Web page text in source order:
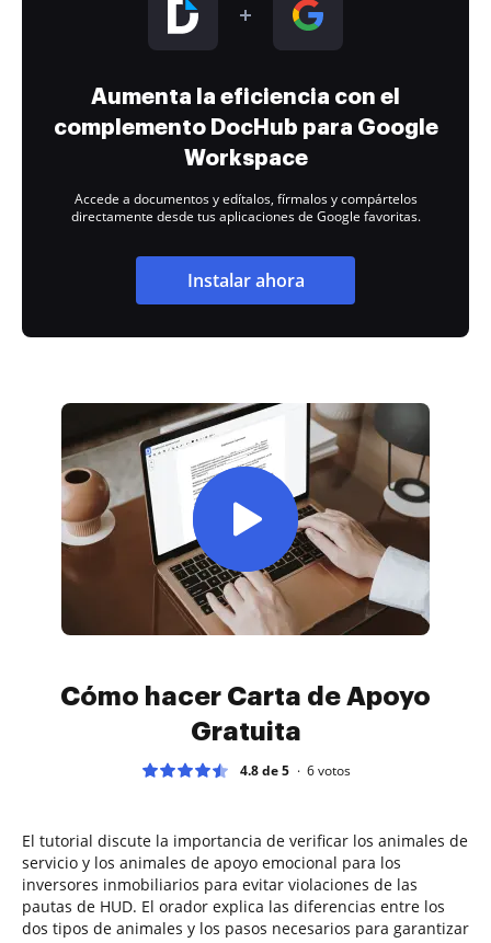
Aumenta la eficiencia con el
complemento DocHub para Google
Workspace
Accede a documentos y edítalos, fírmalos y compártelos
directamente desde tus aplicaciones de Google favoritas.
Instalar ahora
Cómo hacer Carta de Apoyo
Gratuita
4.8 de 5 6votos
El tutorial discute la importancia de verificar los animales de
servicio y los animales de apoyo emocional para los
inversores inmobiliarios para evitar violaciones de las
pautas de HUD. El orador explica las diferencias entre los
dos tipos de animales y los pasos necesarios para garantizar